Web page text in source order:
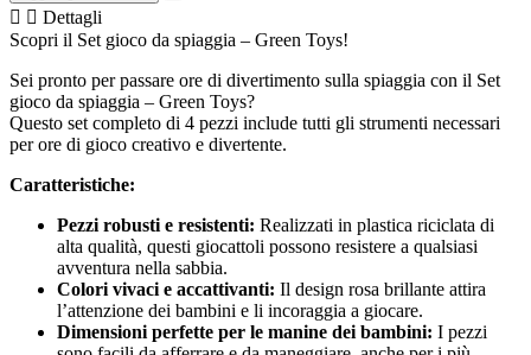
Dettagli
Scopri il Set gioco da spiaggia – Green Toys!
Sei pronto per passare ore di divertimento sulla spiaggia con il Set
gioco da spiaggia – Green Toys?
Questo set completo di 4 pezzi include tutti gli strumenti necessari
per ore di gioco creativo e divertente.
Caratteristiche:
Pezzi robusti e resistenti: Realizzati in plastica riciclata di
alta qualità, questi giocattoli possono resistere a qualsiasi
avventura nella sabbia.
Colori vivaci e accattivanti: Il design rosa brillante attira
l’attenzione dei bambini e li incoraggia a giocare.
Dimensioni perfette per le manine dei bambini: I pezzi